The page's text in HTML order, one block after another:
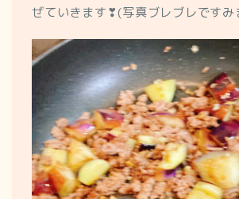
ぜていきます❣(写真ブレブレですみ